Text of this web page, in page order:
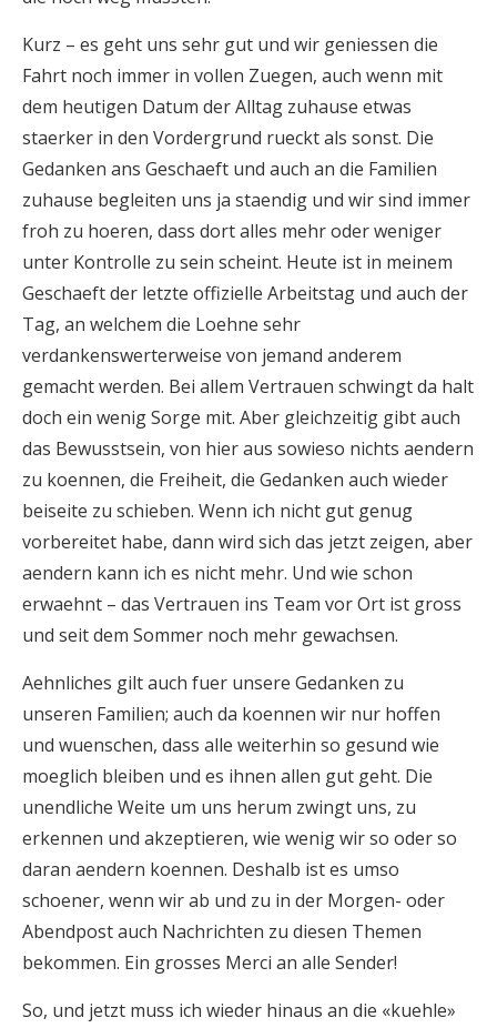
Kurz – es geht uns sehr gut und wir geniessen die
Fahrt noch immer in vollen Zuegen, auch wenn mit
dem heutigen Datum der Alltag zuhause etwas
staerker in den Vordergrund rueckt als sonst. Die
Gedanken ans Geschaeft und auch an die Familien
zuhause begleiten uns ja staendig und wir sind immer
froh zu hoeren, dass dort alles mehr oder weniger
unter Kontrolle zu sein scheint. Heute ist in meinem
Geschaeft der letzte offizielle Arbeitstag und auch der
Tag, an welchem die Loehne sehr
verdankenswerterweise von jemand anderem
gemacht werden. Bei allem Vertrauen schwingt da halt
doch ein wenig Sorge mit. Aber gleichzeitig gibt auch
das Bewusstsein, von hier aus sowieso nichts aendern
zu koennen, die Freiheit, die Gedanken auch wieder
beiseite zu schieben. Wenn ich nicht gut genug
vorbereitet habe, dann wird sich das jetzt zeigen, aber
aendern kann ich es nicht mehr. Und wie schon
erwaehnt – das Vertrauen ins Team vor Ort ist gross
und seit dem Sommer noch mehr gewachsen.
Aehnliches gilt auch fuer unsere Gedanken zu
unseren Familien; auch da koennen wir nur hoffen
und wuenschen, dass alle weiterhin so gesund wie
moeglich bleiben und es ihnen allen gut geht. Die
unendliche Weite um uns herum zwingt uns, zu
erkennen und akzeptieren, wie wenig wir so oder so
daran aendern koennen. Deshalb ist es umso
schoener, wenn wir ab und zu in der Morgen- oder
Abendpost auch Nachrichten zu diesen Themen
bekommen. Ein grosses Merci an alle Sender!
So, und jetzt muss ich wieder hinaus an die «kuehle»